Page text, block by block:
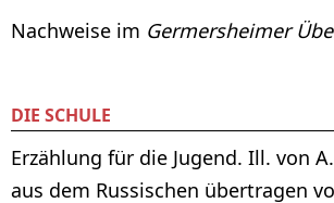
Nachweise im Germersheimer
DIE SCHULE
Erzählung für die Jugend. Ill. von
aus dem Russischen übertragen